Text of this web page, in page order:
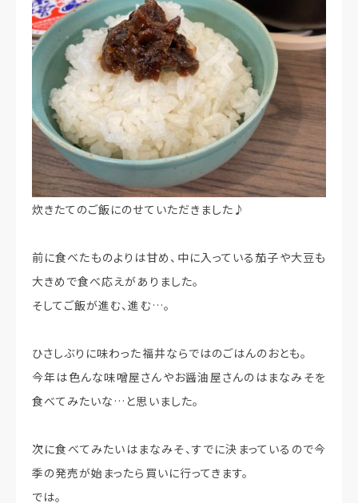
炊きたてのご飯にのせていただきました♪
前に食べたものよりは甘め、中に入っている茄子や大豆も
大きめで食べ応えがありました。
そしてご飯が進む、進む…。
ひさしぶりに味わった福井ならではのごはんのおとも。
今年は色んな味噌屋さんやお醤油屋さんのはまなみそを
食べてみたいな…と思いました。
次に食べてみたいはまなみそ、すでに決まっているので今
季の発売が始まったら買いに行ってきます。
では。